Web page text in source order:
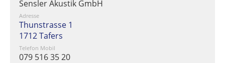
Sensler Akustik GmbH
Adresse
Thunstrasse 1
1712 Tafers
Telefon Mobil
079 516 35 20